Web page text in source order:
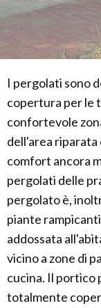
I pergolati sono
copertura per le
confortevole
dell'area
comfort ancora
pergolati delle
pergolato è,
piante
addossata
vicino a zone di
cucina. Il portico
totalmente